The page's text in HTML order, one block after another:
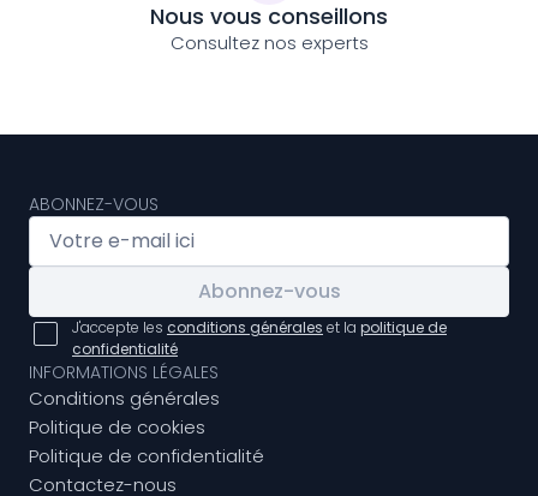
Nous vous conseillons
Consultez nos experts
ABONNEZ-VOUS
Abonnez-vous
J'accepte les conditions générales et la politique de
confidentialité
INFORMATIONS LÉGALES
Conditions générales
Politique de cookies
Politique de confidentialité
Contactez-nous